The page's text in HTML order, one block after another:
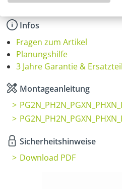
Infos
Fragen zum Artikel
Planungshilfe
3 Jahre Garantie &
Montageanleitung
Sicherheitshinweise
Download PDF